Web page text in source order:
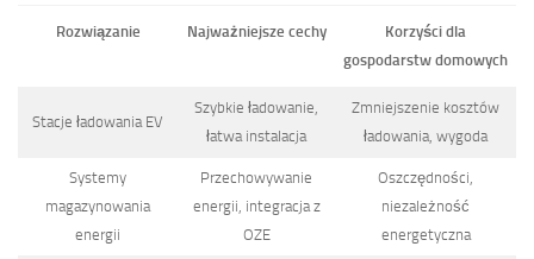
Rozwiązanie Najważniejsze cechy
Korzyści dla
gospodarstw domowych
Stacje ładowania EV
Szybkie ładowanie,
łatwa instalacja
Zmniejszenie kosztów
ładowania, wygoda
Systemy
magazynowania
energii
Przechowywanie
energii, integracja z
OZE
Oszczędności,
niezależność
energetyczna